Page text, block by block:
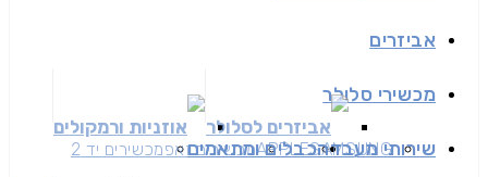
אביזרים
אביזרים לסלולר אוזניות ורמקולים
מכשירי סלולר
SAMSUNG
APPLEמכשירים זאפמכשירים יד 2 שירותי מעבדהכבלים ומתאמים